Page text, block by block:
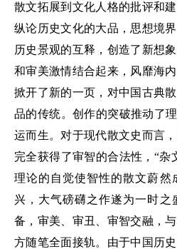
散文拓展到文化人格的批评和
纵论历史文化的大品，思想境
历史景观的互释，创造了新想
和审美激情结合起来，风靡海
掀开了新的一页，对中国古典
品的传统。创作的突破推动了
运而生。对于现代散文史而言
完全获得了审智的合法性，“杂
理论的自觉使智性的散文蔚然
兴，大气磅礴之作遂为一时之
备，审美、审丑、审智交融，
方随笔全面接轨。由于中国历